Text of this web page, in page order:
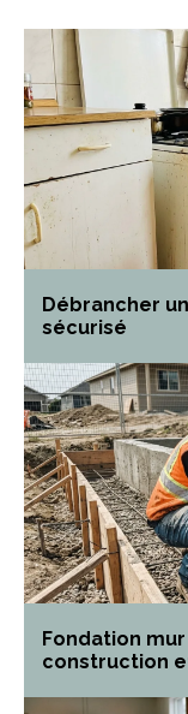
Débrancher
sécurisé
Fondation
construction